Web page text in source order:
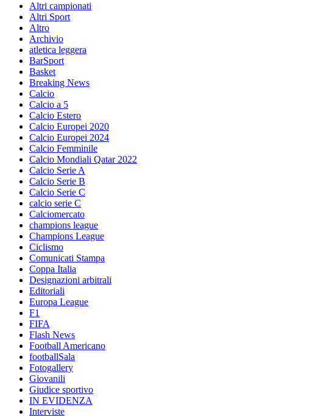
Altri campionati
Altri Sport
Altro
Archivio
atletica leggera
BarSport
Basket
Breaking News
Calcio
Calcio a 5
Calcio Estero
Calcio Europei 2020
Calcio Europei 2024
Calcio Femminile
Calcio Mondiali Qatar 2022
Calcio Serie A
Calcio Serie B
Calcio Serie C
calcio serie C
Calciomercato
champions league
Champions League
Ciclismo
Comunicati Stampa
Coppa Italia
Designazioni arbitrali
Editoriali
Europa League
F1
FIFA
Flash News
Football Americano
footballSala
Fotogallery
Giovanili
Giudice sportivo
IN EVIDENZA
Interviste